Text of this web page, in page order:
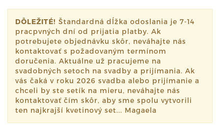
DÔLEŽITÉ! Štandardná dĺžka odoslania je 7-14
pracpvných dní od prijatia platby. Ak
potrebujete objednávku skôr, neváhajte nás
kontaktovať s požadovaným termínom
doručenia. Aktuálne už pracujeme na
svadobných setoch na svadby a prijímania. Ak
vás čaká v roku 2026 svadba alebo prijímanie a
chceli by ste setík na mieru, neváhajte nás
kontaktovať čím skôr, aby sme spolu vytvorili
ten najkrajší kvetinový set... Magaela